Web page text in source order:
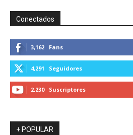
Conectados
3,162 Fans
4,291 Seguidores
2,230 Suscriptores
+ POPULAR